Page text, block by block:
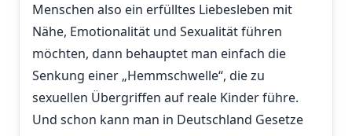
Menschen also ein erfülltes Liebesleben mit
Nähe, Emotionalität und Sexualität führen
möchten, dann behauptet man einfach die
Senkung einer „Hemmschwelle“, die zu
sexuellen Übergriffen auf reale Kinder führe.
Und schon kann man in Deutschland Gesetze